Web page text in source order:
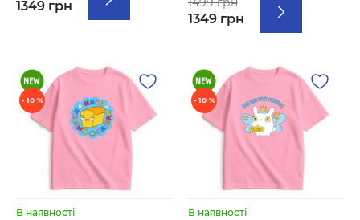
1349 грн
1349 грн
- 10 %
В наявності
- 10 %
В наявності